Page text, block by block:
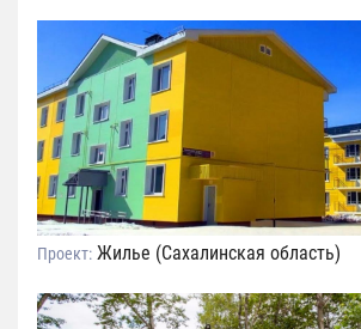
Проект: Жилье (Сахалинская область)